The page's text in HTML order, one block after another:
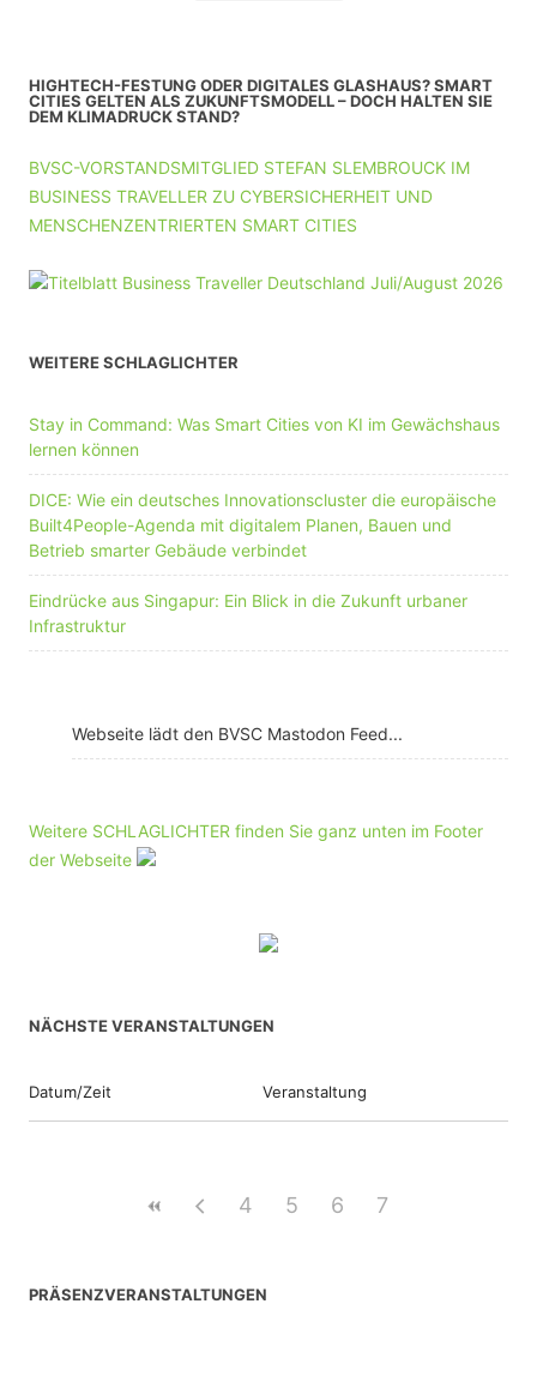
HIGHTECH-FESTUNG ODER DIGITALES GLASHAUS? SMART
CITIES GELTEN ALS ZUKUNFTSMODELL – DOCH HALTEN SIE
DEM KLIMADRUCK STAND?
BVSC-VORSTANDSMITGLIED STEFAN SLEMBROUCK IM
BUSINESS TRAVELLER ZU CYBERSICHERHEIT UND
MENSCHENZENTRIERTEN SMART CITIES
WEITERE SCHLAGLICHTER
Stay in Command: Was Smart Cities von KI im Gewächshaus
lernen können
DICE: Wie ein deutsches Innovationscluster die europäische
Built4People-Agenda mit digitalem Planen, Bauen und
Betrieb smarter Gebäude verbindet
Eindrücke aus Singapur: Ein Blick in die Zukunft urbaner
Infrastruktur
Webseite lädt den BVSC Mastodon Feed...
Weitere SCHLAGLICHTER finden Sie ganz unten im Footer
der Webseite
NÄCHSTE VERANSTALTUNGEN
Datum/Zeit Veranstaltung
4 5 6 7
PRÄSENZVERANSTALTUNGEN